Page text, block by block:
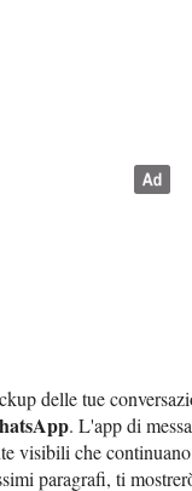
delle tue
. L'app di
visibili che
paragrafi, ti